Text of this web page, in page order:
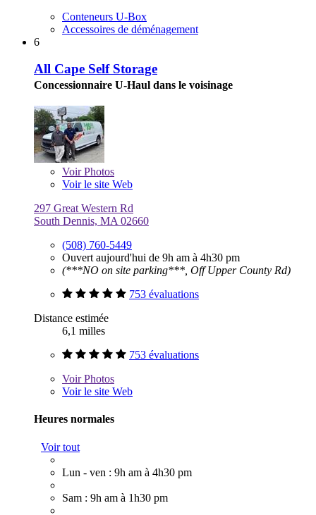
Conteneurs U-Box
Accessoires de déménagement
6
All Cape Self Storage
Concessionnaire U-Haul dans le voisinage
VoirPhotos
Voir le site Web
297 Great Western Rd
South Dennis, MA 02660
(508) 760-5449
Ouvert aujourd'hui de 9h am à 4h30 pm
(***NO on site parking***, Off Upper County Rd)
753 évaluations
Distance estimée
6,1 milles
753 évaluations
VoirPhotos
Voir le site Web
Heures normales
Voir tout
Lun - ven : 9h am à 4h30 pm
Sam : 9h am à 1h30 pm